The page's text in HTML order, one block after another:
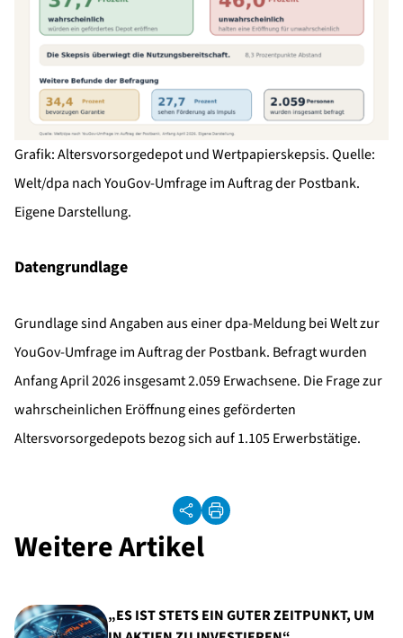
Grafik: Altersvorsorgedepot und Wertpapierskepsis. Quelle:
Welt/dpa nach YouGov-Umfrage im Auftrag der Postbank.
Eigene Darstellung.
Datengrundlage
Grundlage sind Angaben aus einer dpa-Meldung bei Welt zur
YouGov-Umfrage im Auftrag der Postbank. Befragt wurden
Anfang April 2026 insgesamt 2.059 Erwachsene. Die Frage zur
wahrscheinlichen Eröffnung eines geförderten
Altersvorsorgedepots bezog sich auf 1.105 Erwerbstätige.
Weitere Artikel
„ES IST STETS EIN GUTER ZEITPUNKT, UM